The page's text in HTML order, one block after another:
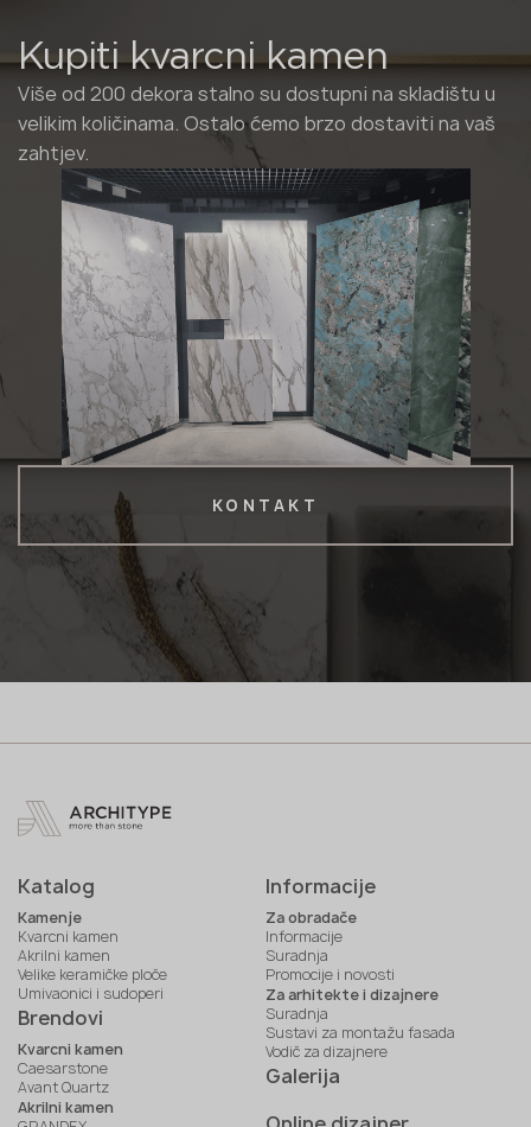
Kupiti kvarcni kamen
Više od 200 dekora stalno su dostupni na skladištu u
velikim količinama. Ostalo ćemo brzo dostaviti na vaš
zahtjev.
KONTAKT
Katalog
Kamenje
Kvarcni kamen
Akrilni kamen
Velike keramičke ploče
Umivaonici i sudoperi
Brendovi
Kvarcni kamen
Caesarstone
Avant Quartz
Akrilni kamen
Informacije
Za obradače
Informacije
Suradnja
Promocije i novosti
Za arhitekte i dizajnere
Suradnja
Sustavi za montažu fasada
Vodič za dizajnere
Galerija